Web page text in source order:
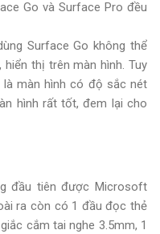
Go và Surface Pro đều
Surface Go không thể
thị trên màn hình. Tuy
màn hình có độ sắc nét
hình rất tốt, đem lại cho
đầu tiên được Microsoft
ra còn có 1 đầu đọc thẻ
cắm tai nghe 3.5mm, 1